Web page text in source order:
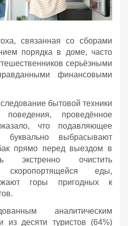
связанная со сборами
порядка в доме, часто
серьёзными
финансовыми
бытовой техники
поведения, проведённое
что подавляющее
буквально выбрасывают
прямо перед выездом в
экстренно очистить
еды,
горы пригодных к
аналитическим
десяти туристов (64%)